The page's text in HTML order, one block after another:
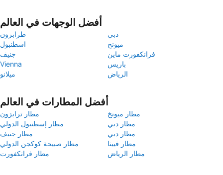
أفضل الوجهات في العالم
طرابزون
دبي
اسطنبول
ميونخ
جنيف
فرانكفورت ماين
Vienna
باريس
ميلانو
الرياض
أفضل المطارات في العالم
مطار ترابزون
مطار ميونخ
مطار إسطنبول الدولي
مطار دبي
مطار جنيف
مطار دبي
مطار صبيحة كوكجن الدولي
مطار فيينا
مطار فرانكفورت
مطار الرياض